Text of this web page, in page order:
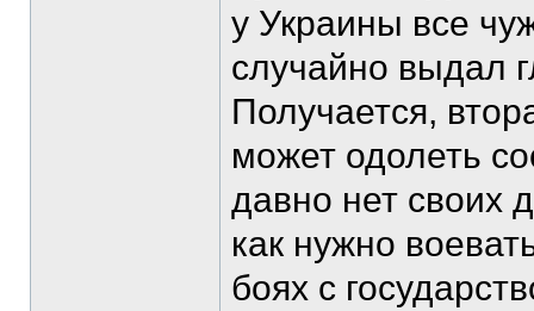
у Украины все
случайно выдал
Получается,
может одолеть
давно нет своих
как нужно
боях с